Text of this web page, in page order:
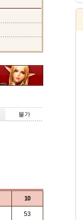
불가
10
53